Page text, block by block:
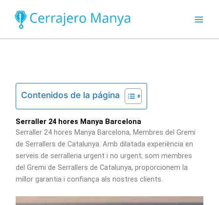
contenido
Contenidos de la página
Serraller 24 hores Manya Barcelona
Serraller 24 hores Manya Barcelona, Membres del Gremi
de Serrallers de Catalunya. Amb dilatada experiència en
serveis de serralleria urgent i no urgent; som membres
del Gremi de Serrallers de Catalunya, proporcionem la
millor garantia i confiança als nostres clients.